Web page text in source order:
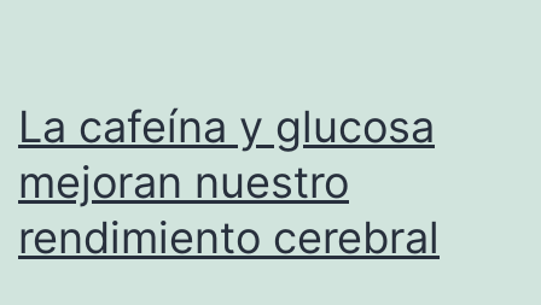
La cafeína y glucosa
mejoran nuestro
rendimiento cerebral